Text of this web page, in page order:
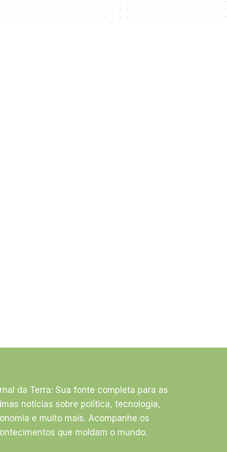
da Terra: Sua fonte completa para as
notícias sobre política, tecnologia,
e muito mais. Acompanhe os
que moldam o mundo.